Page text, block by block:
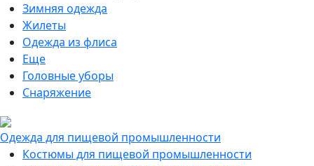
Зимняя одежда
Жилеты
Одежда из флиса
Еще
Головные уборы
Снаряжение
Одежда для пищевой промышленности
Костюмы для пищевой промышленности